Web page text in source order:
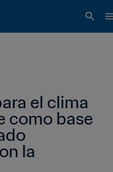
el clima
como base
la